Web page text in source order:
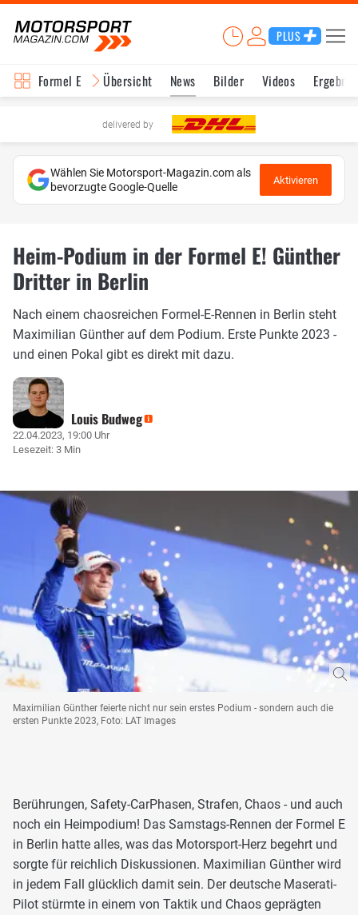
PLUS
Formel E Übersicht News Bilder Videos
delivered by
Wählen Sie Motorsport-Magazin.com als
bevorzugte Google-Quelle
Aktivieren
Heim-Podium in der Formel E! Günther
Dritter in Berlin
Nach einem chaosreichen Formel-E-Rennen in Berlin steht
Maximilian Günther auf dem Podium. Erste Punkte 2023 -
und einen Pokal gibt es direkt mit dazu.
Louis Budweg
22.04.2023, 19:00 Uhr
Lesezeit: 3 Min
Maximilian Günther feierte nicht nur sein erstes Podium - sondern auch die
ersten Punkte 2023, Foto: LAT Images
Berührungen, Safety-CarPhasen, Strafen, Chaos - und auch
noch ein Heimpodium! Das Samstags-Rennen der Formel E
in Berlin hatte alles, was das Motorsport-Herz begehrt und
sorgte für reichlich Diskussionen. Maximilian Günther wird
in jedem Fall glücklich damit sein. Der deutsche Maserati-
Pilot stürmte in einem von Taktik und Chaos geprägten